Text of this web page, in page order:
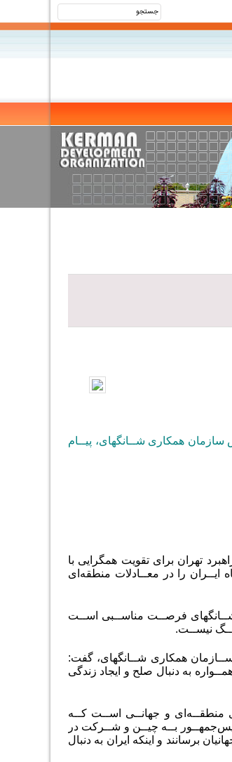
سازمان همکاری شــانگهای، پیــام
تهران برای تقویت همگرایی با
را در معــادلات منطقه‌ای
فرصــت مناســبی اســت
نیســت.
همکاری شــانگهای، گفت:
به دنبال صلح و ایجاد زندگی
منطقــه‌ای و جهانــی اســت کــه
بــه چیــن و شــرکت در
برسانند و اینکه ایران به دنبال